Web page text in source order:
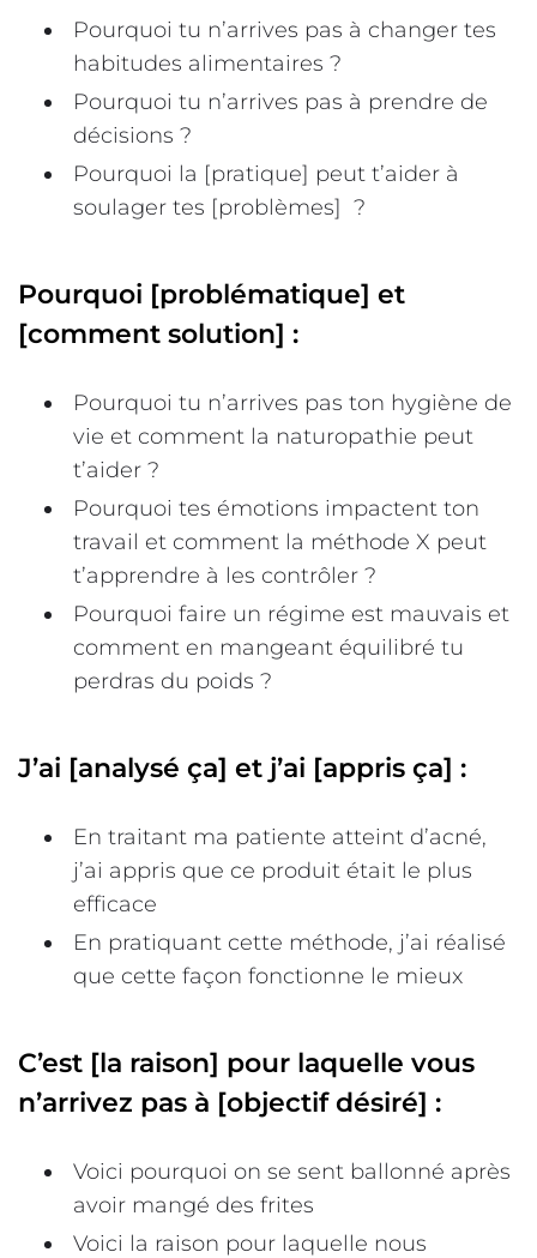
Pourquoi tu n’arrives pas à changer tes
habitudes alimentaires ?
Pourquoi tu n’arrives pas à prendre de
décisions ?
Pourquoi la [pratique] peut t’aider à
soulager tes [problèmes] ?
Pourquoi [problématique] et
[comment solution] :
Pourquoi tu n’arrives pas ton hygiène de
vie et comment la naturopathie peut
t’aider ?
Pourquoi tes émotions impactent ton
travail et comment la méthode X peut
t’apprendre à les contrôler ?
Pourquoi faire un régime est mauvais et
comment en mangeant équilibré tu
perdras du poids ?
J’ai [analysé ça] et j’ai [appris ça] :
En traitant ma patiente atteint d’acné,
j’ai appris que ce produit était le plus
efficace
En pratiquant cette méthode, j’ai réalisé
que cette façon fonctionne le mieux
C’est [la raison] pour laquelle vous
n’arrivez pas à [objectif désiré] :
Voici pourquoi on se sent ballonné après
avoir mangé des frites
Voici la raison pour laquelle nous